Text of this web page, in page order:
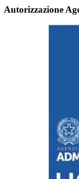
Autorizzazione